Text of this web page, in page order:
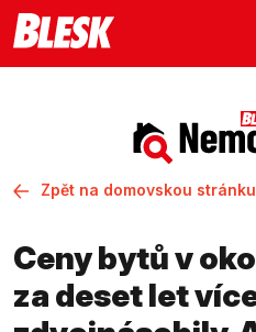
Zpět na domovskou stránku
Ceny bytů v
za deset let